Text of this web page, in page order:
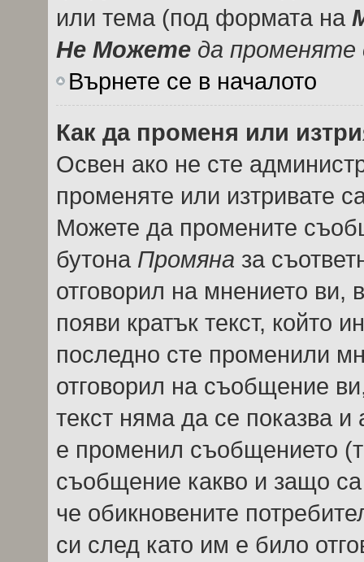
или тема (под формата на
Не Можете да
Върнете се в началото
Как да променя или
Освен ако не сте
променяте или изтривате
Можете да промените
бутона Промяна за
отговорил на мнението
появи кратък текст, който
последно сте променили
отговорил на съобщение
текст няма да се показва
е променил съобщението
съобщение какво и защо
че обикновените
си след като им е било